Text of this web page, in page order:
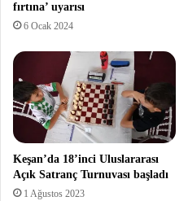
fırtına’ uyarısı
6 Ocak 2024
Keşan’da 18’inci Uluslararası
Açık Satranç Turnuvası başladı
1 Ağustos 2023